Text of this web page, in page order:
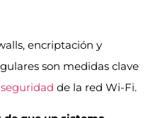
encriptación y
son medidas clave
seguridad de la red Wi-Fi.